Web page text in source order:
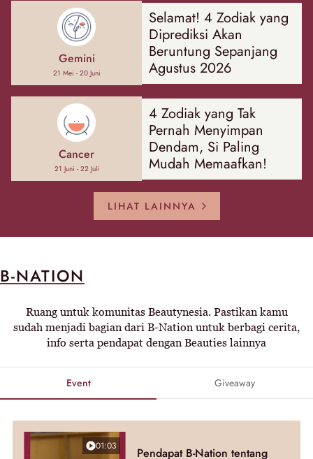
Gemini
21 Mei - 20 Juni
Selamat! 4 Zodiak yang
Diprediksi Akan
Beruntung Sepanjang
Agustus 2026
Cancer
21 Juni - 22 Juli
4 Zodiak yang Tak
Pernah Menyimpan
Dendam, Si Paling
Mudah Memaafkan!
LIHAT LAINNYA
B-NATION
Ruang untuk komunitas Beautynesia. Pastikan kamu
sudah menjadi bagian dari B-Nation untuk berbagi cerita,
info serta pendapat dengan Beauties lainnya
Event Giveaway
01:03
Pendapat B-Nation tentang